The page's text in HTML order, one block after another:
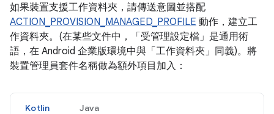
如果裝置支援工作資料夾，請傳送意圖並搭配
ACTION_PROVISION_MANAGED_PROFILE 動作，建立工
作資料夾。(在某些文件中，「受管理設定檔」 是通用術
語，在 Android 企業版環境中與「工作資料夾」 同義)。將
裝置管理員套件名稱做為額外項目加入：
Kotlin Java